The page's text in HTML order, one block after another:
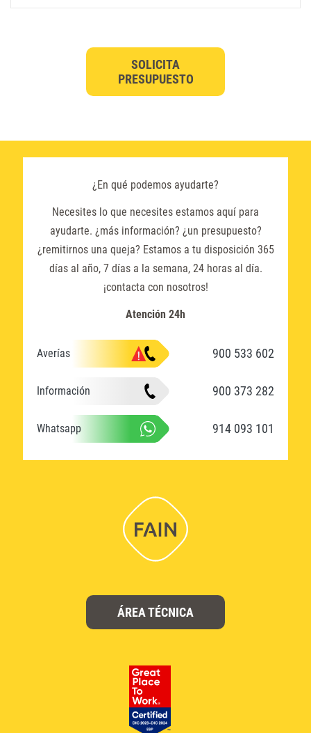
SOLICITA
PRESUPUESTO
¿En qué podemos ayudarte?
Necesites lo que necesites estamos aquí para
ayudarte. ¿más información? ¿un presupuesto?
¿remitirnos una queja? Estamos a tu disposición 365
días al año, 7 días a la semana, 24 horas al día.
¡contacta con nosotros!
Atención 24h
Averías 900 533 602
Información 900 373 282
Whatsapp 914 093 101
ÁREA TÉCNICA